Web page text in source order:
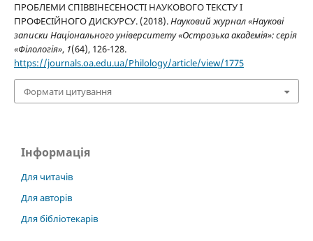
ПРОБЛЕМИ СПІВВІНЕСЕНОСТІ НАУКОВОГО ТЕКСТУ І
ПРОФЕСІЙНОГО ДИСКУРСУ. (2018).Науковий журнал «Наукові
записки Національного університету «Острозька академія»: серія
«Філологія», 1(64), 126-128.
https://journals.oa.edu.ua/Philology/article/view/1775
Формати цитування
Інформація
Для читачів
Для авторів
Для бібліотекарів